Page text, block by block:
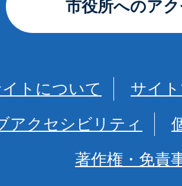
市役所へのア
トについて
サイ
アクセシビリティ
著作権・免責